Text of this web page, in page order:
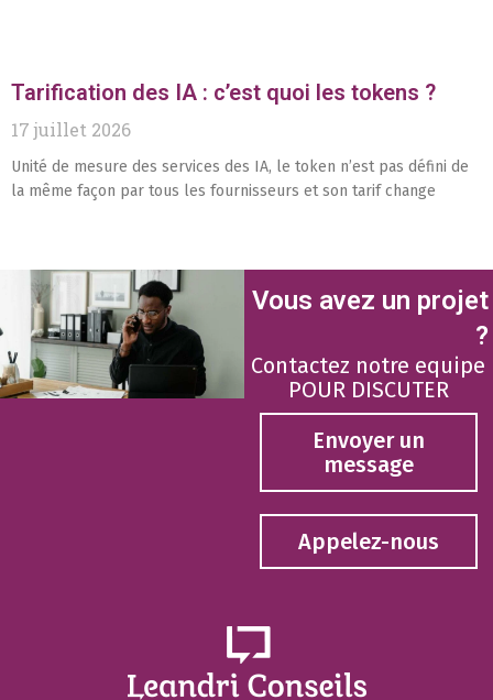
Tarification des IA : c’est quoi les tokens ?
17 juillet 2026
Unité de mesure des services des IA, le token n’est pas défini de
la même façon par tous les fournisseurs et son tarif change
Vous avez un projet
?
Contactez notre equipe
POUR DISCUTER
Envoyer un
message
Appelez-nous